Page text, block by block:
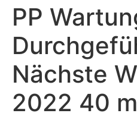
PP
Nächste
2022 40